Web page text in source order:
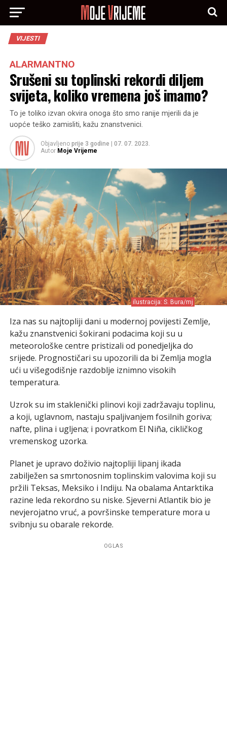
VIJESTI
ALARMANTNO
Srušeni su toplinski rekordi diljem
svijeta, koliko vremena još imamo?
To je toliko izvan okvira onoga što smo ranije mjerili da je
uopće teško zamisliti, kažu znanstvenici.
Objavljeno prije 3 godine
07. 07. 2023.
Autor Moje Vrijeme
ilustracija: S. Bura/mj
Iza nas su najtopliji dani u modernoj povijesti Zemlje,
kažu znanstvenici šokirani podacima koji su u
meteorološke centre pristizali od ponedjeljka do
srijede. Prognostičari su upozorili da bi Zemlja mogla
ući u višegodišnje razdoblje iznimno visokih
temperatura.
Uzrok su im staklenički plinovi koji zadržavaju toplinu,
a koji, uglavnom, nastaju spaljivanjem fosilnih goriva;
nafte, plina i ugljena; i povratkom El Niña, cikličkog
vremenskog uzorka.
Planet je upravo doživio najtopliji lipanj ikada
zabilježen sa smrtonosnim toplinskim valovima koji su
pržili Teksas, Meksiko i Indiju. Na obalama Antarktika
razine leda rekordno su niske. Sjeverni Atlantik bio je
nevjerojatno vruć, a površinske temperature mora u
svibnju su obarale rekorde.
OGLAS